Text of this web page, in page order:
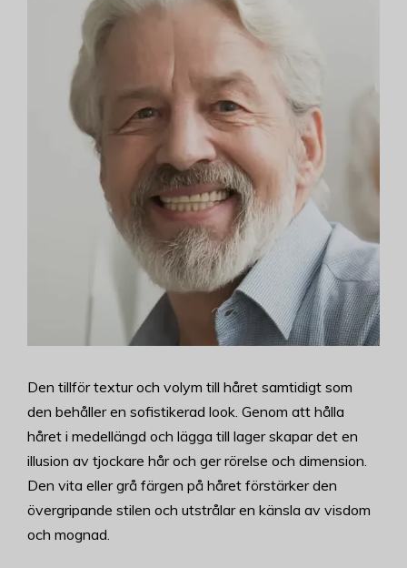
Den tillför textur och volym till håret samtidigt som
den behåller en sofistikerad look. Genom att hålla
håret i medellängd och lägga till lager skapar det en
illusion av tjockare hår och ger rörelse och dimension.
Den vita eller grå färgen på håret förstärker den
övergripande stilen och utstrålar en känsla av visdom
och mognad.